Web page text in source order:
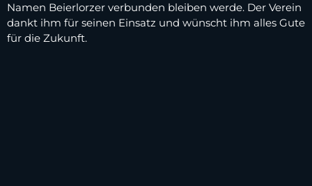
Namen Beierlorzer verbunden bleiben werde. Der Verein
dankt ihm für seinen Einsatz und wünscht ihm alles Gute
für die Zukunft.